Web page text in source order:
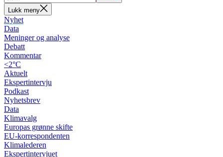
Lukk meny
Nyhet
Data
Meninger og analyse
Debatt
Kommentar
<2°C
Aktuelt
Ekspertintervju
Podkast
Nyhetsbrev
Data
Klimavalg
Europas grønne skifte
EU-korrespondenten
Klimalederen
Ekspertintervjuet